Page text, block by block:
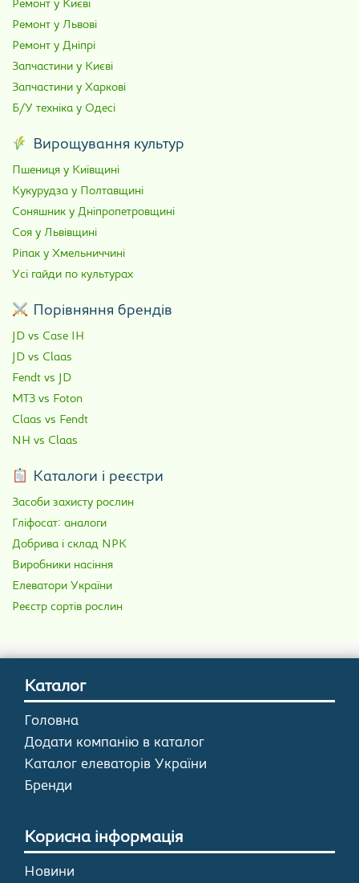
Ремонт у Києві
Ремонт у Львові
Ремонт у Дніпрі
Запчастини у Києві
Запчастини у Харкові
Б/У техніка у Одесі
Вирощування культур
Пшениця у Київщині
Кукурудза у Полтавщині
Соняшник у Дніпропетровщині
Соя у Львівщині
Ріпак у Хмельниччині
Усі гайди по культурах
Порівняння брендів
JD vs Case IH
JD vs Claas
Fendt vs JD
МТЗ vs Foton
Claas vs Fendt
NH vs Claas
Каталоги і реєстри
Засоби захисту рослин
Гліфосат: аналоги
Добрива і склад NPK
Виробники насіння
Елеватори України
Реєстр сортів рослин
Каталог
Головна
Додати компанію в каталог
Каталог елеваторів України
Бренди
Корисна інформація
Новини